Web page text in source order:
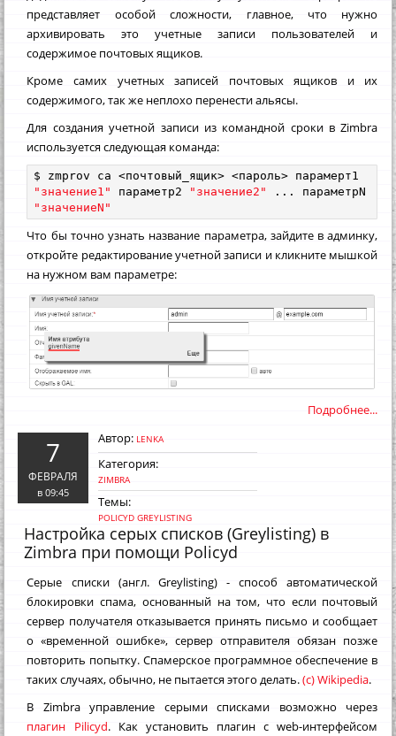
представляет особой сложности, главное, что нужно
архивировать это учетные записи пользователей и
содержимое почтовых ящиков.
Кроме самих учетных записей почтовых ящиков и их
содержимого, так же неплохо перенести альясы.
Для создания учетной записи из командной сроки в Zimbra
используется следующая команда:
"значение1"
параметр2 "значение2"
"значениеN"
Что бы точно узнать название параметра, зайдите в админку,
откройте редактирование учетной записи и кликните мышкой
на нужном вам параметре:
Подробнее...
7
ФЕВРАЛЯ
в 09:45
Автор: LENKA
Категория:
ZIMBRA
Темы:
POLICYD GREYLISTING
Настройка серых списков (Greylisting) в
Zimbra при помощи Policyd
Серые списки (англ. Greylisting) - способ автоматической
блокировки спама, основанный на том, что если почтовый
сервер получателя отказывается принять письмо и сообщает
о «временной ошибке», сервер отправителя обязан позже
повторить попытку. Спамерское программное обеспечение в
таких случаях, обычно, не пытается этого делать.(с) Wikipedia.
В Zimbra управление серыми списками возможно через
плагин Pilicyd. Как установить плагин с web-интерфейсом